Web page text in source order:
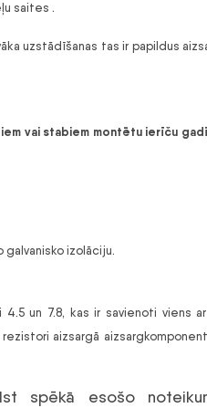
saites .
uzstādīšanas tas ir papildus
vai stabiem montētu ierīču
izolāciju.
un 7.8, kas ir savienoti viens
aizsargā
spēkā esošo